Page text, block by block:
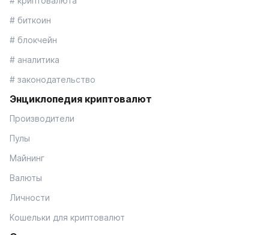
# биткоин
# блокчейн
# аналитика
# законодательство
Энциклопедия криптовалют
Производители
Пулы
Майнинг
Валюты
Личности
Кошельки для криптовалют